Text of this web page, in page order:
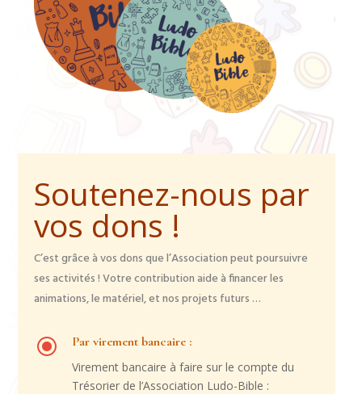
Soutenez-nous par
vos dons !
C’est grâce à vos dons que l’Association peut poursuivre
ses activités ! Votre contribution aide à financer les
animations, le matériel, et nos projets futurs …
\ Par virement bancaire :
Virement bancaire à faire sur le compte du
Trésorier de l’Association Ludo-Bible :